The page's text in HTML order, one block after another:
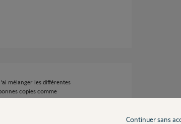
mélanger les différentes
copies comme
Continuer sans